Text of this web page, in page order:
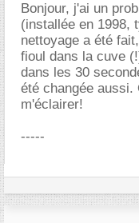
Bonjour, j'ai un
(installée en 1998,
nettoyage a été
fioul dans la cuve
dans les 30
été changée
m'éclairer!
-----